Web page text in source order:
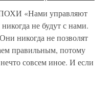
«Нами управляют
не будут с нами.
никогда не позволят
правильным, потому
совсем иное. И если